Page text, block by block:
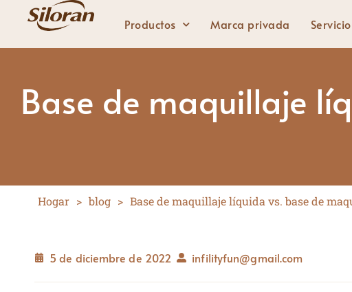
Productos Marca privada Servicio
Labios
Delineador de labios
Ojos
Base de maquillaje
Hogar > blog > Base de maquillaje líquida vs. base de
5 de diciembre de 2022 infilityfun@gmail.com